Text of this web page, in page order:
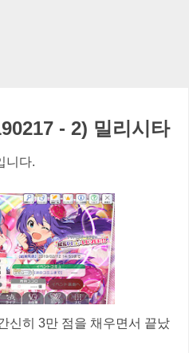
- 2) 밀리시타
니다.
신히 3만 점을 채우면서 끝났